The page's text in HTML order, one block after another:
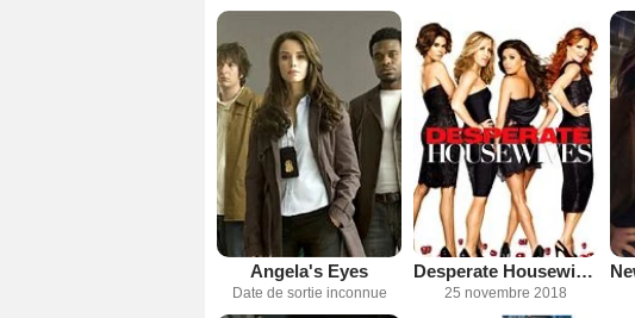
Angela's Eyes
Date de sortie inconnue
Desperate Housewives
25 novembre 2018